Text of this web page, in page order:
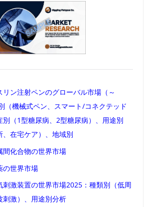
ン注射ペンのグローバル市場（～
（機械式ペン、スマート/コネクテッド
別（1型糖尿病、2型糖尿病）、用途別
、在宅ケア）、地域別
間化合物の世界市場
の世界市場
刺激装置の世界市場2025：種類別（低周
刺激）、用途別分析